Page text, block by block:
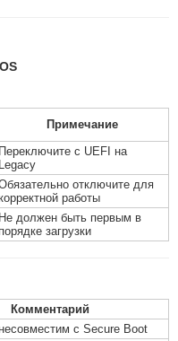
Примечание
Переключите с UEFI на
Legacy
отключите для
работы
Не должен быть первым в
порядке загрузки
Комментарий
с Secure Boot